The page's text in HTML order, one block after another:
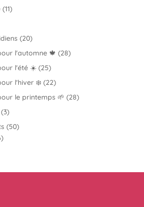
1111
2020
produits
l'automne 🍁 2828
l'été ☀️ 2525
produits
l'hiver ❄️ 2222
produits
le printemps 🌱 2828
33
produits
5050
6